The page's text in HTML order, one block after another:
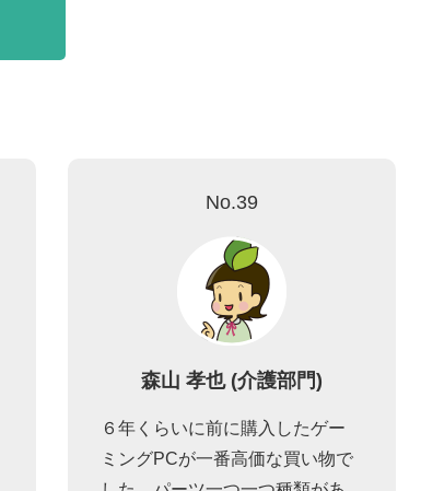
No.39
森山 孝也 (介護部門)
６年くらいに前に購入したゲー
ミングPCが一番高価な買い物で